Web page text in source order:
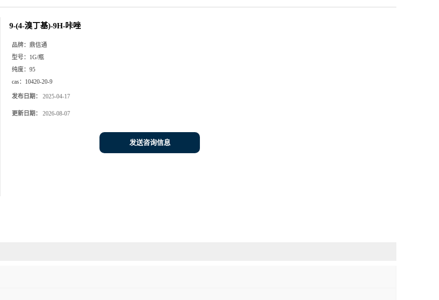
9-(4-溴丁基)-9H-咔唑
品牌： 鼎信通
型号： 1G/瓶
纯度： 95
cas： 10420-20-9
发布日期： 2025-04-17
更新日期： 2026-08-07
发送咨询信息